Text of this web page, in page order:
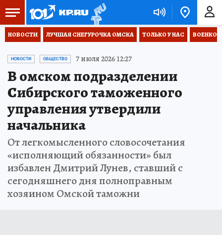
НОВОСТИ ЛУЧШАЯ СНЕГУРОЧКА ОМСКА ТОЛЬКО У НАС
НОВОСТИ ОБЩЕСТВО 7 июля 2026 12:27
В омском подразделении
Сибирского таможенного
управления утвердили
начальника
От легкомысленного словосочетания
«исполняющий обязанности» был
избавлен Дмитрий Лунев, ставший с
сегодняшнего дня полноправным
хозяином Омской таможни